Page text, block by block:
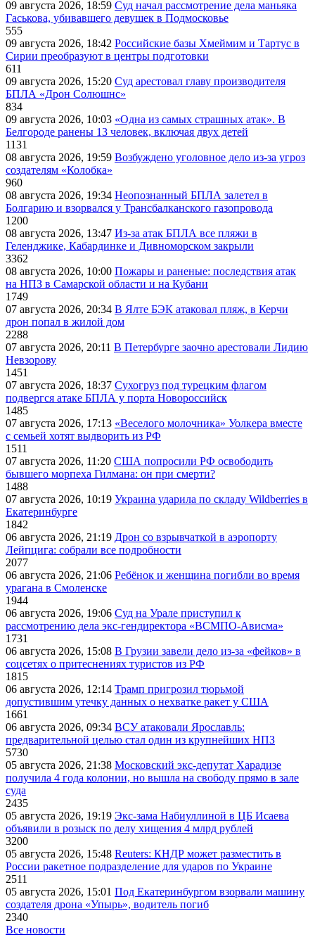
09 августа 2026, 18:59 Суд начал рассмотрение дела маньяка
Гаськова, убивавшего девушек в Подмосковье
555
09 августа 2026, 18:42 Российские базы Хмеймим и Тартус в
Сирии преобразуют в центры подготовки
611
09 августа 2026, 15:20 Суд арестовал главу производителя
БПЛА «Дрон Солюшнс»
834
09 августа 2026, 10:03 «Одна из самых страшных атак». В
Белгороде ранены 13 человек, включая двух детей
1131
08 августа 2026, 19:59 Возбуждено уголовное дело из-за угроз
создателям «Колобка»
960
08 августа 2026, 19:34 Неопознанный БПЛА залетел в
Болгарию и взорвался у Трансбалканского газопровода
1200
08 августа 2026, 13:47 Из-за атак БПЛА все пляжи в
Геленджике, Кабардинке и Дивноморском закрыли
3362
08 августа 2026, 10:00 Пожары и раненые: последствия атак
на НПЗ в Самарской области и на Кубани
1749
07 августа 2026, 20:34 В Ялте БЭК атаковал пляж, в Керчи
дрон попал в жилой дом
2288
07 августа 2026, 20:11 В Петербурге заочно арестовали Лидию
Невзорову
1451
07 августа 2026, 18:37 Сухогруз под турецким флагом
подвергся атаке БПЛА у порта Новороссийск
1485
07 августа 2026, 17:13 «Веселого молочника» Уолкера вместе
с семьей хотят выдворить из РФ
1511
07 августа 2026, 11:20 США попросили РФ освободить
бывшего морпеха Гилмана: он при смерти?
1488
07 августа 2026, 10:19 Украина ударила по складу Wildberries в
Екатеринбурге
1842
06 августа 2026, 21:19 Дрон со взрывчаткой в аэропорту
Лейпцига: собрали все подробности
2077
06 августа 2026, 21:06 Ребёнок и женщина погибли во время
урагана в Смоленске
1944
06 августа 2026, 19:06 Суд на Урале приступил к
рассмотрению дела экс-гендиректора «ВСМПО-Ависма»
1731
06 августа 2026, 15:08 В Грузии завели дело из-за «фейков» в
соцсетях о притеснениях туристов из РФ
1815
06 августа 2026, 12:14 Трамп пригрозил тюрьмой
допустившим утечку данных о нехватке ракет у США
1661
06 августа 2026, 09:34 ВСУ атаковали Ярославль:
предварительной целью стал один из крупнейших НПЗ
5730
05 августа 2026, 21:38 Московский экс-депутат Харадизе
получила 4 года колонии, но вышла на свободу прямо в зале
суда
2435
05 августа 2026, 19:19 Экс-зама Набиуллиной в ЦБ Исаева
объявили в розыск по делу хищения 4 млрд рублей
3200
05 августа 2026, 15:48 Reuters: КНДР может разместить в
России ракетное подразделение для ударов по Украине
2511
05 августа 2026, 15:01 Под Екатеринбургом взорвали машину
создателя дрона «Упырь», водитель погиб
2340
Все новости